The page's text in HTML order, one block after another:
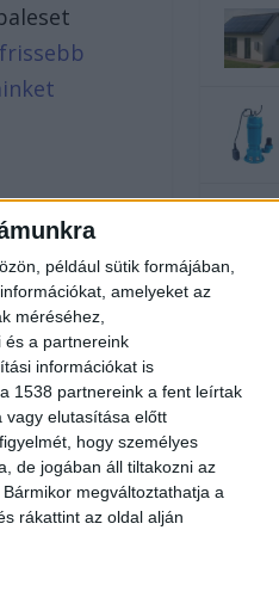
például sütik formájában,
amelyeket az
méréséhez,
és a partnereink
információkat is
1538 partnereink a fent leírtak
vagy elutasítása előtt
hogy személyes
de jogában áll tiltakozni az
megváltoztathatja a
rákattint az oldal alján
CÍMKÉK